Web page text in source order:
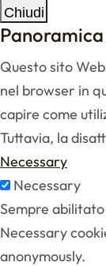
Chiudi
Questo sito
nel browser in
capire come
Tuttavia, la
Necessary
Necessary
Sempre abilitato
Necessary
anonymously.